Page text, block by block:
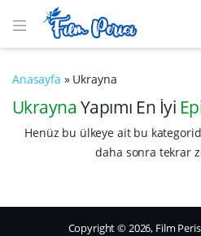
Anasayfa » Ukrayna
Ukrayna Yapımı En İyi
Henüz bu ülkeye ait bu
daha sonra tekrar
Copyright © 2026, Film